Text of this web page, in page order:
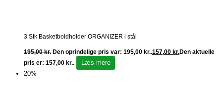
3 Stk Basketboldholder ORGANIZER i stål
195,00kr. Den oprindelige pris var: 195,00 kr..157,00 kr.Den aktuelle
pris er: 157,00 kr..
Læs mere
20%